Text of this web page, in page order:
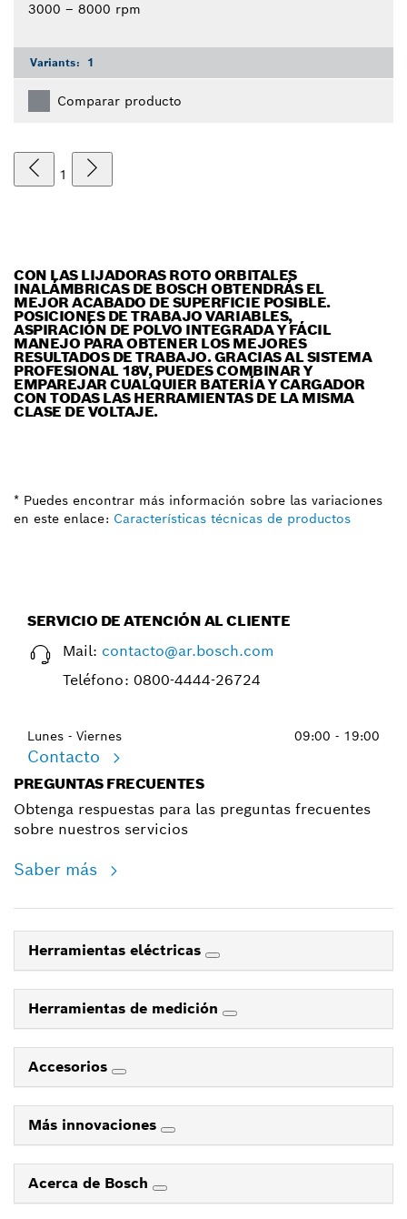
3000 – 8000 rpm
Variants: 1
Comparar producto
1
CON LAS LIJADORAS ROTO ORBITALES
INALÁMBRICAS DE BOSCH OBTENDRÁS EL
MEJOR ACABADO DE SUPERFICIE POSIBLE.
POSICIONES DE TRABAJO VARIABLES,
ASPIRACIÓN DE POLVO INTEGRADA Y FÁCIL
MANEJO PARA OBTENER LOS MEJORES
RESULTADOS DE TRABAJO. GRACIAS AL SISTEMA
PROFESIONAL 18V, PUEDES COMBINAR Y
EMPAREJAR CUALQUIER BATERÍA Y CARGADOR
CON TODAS LAS HERRAMIENTAS DE LA MISMA
CLASE DE VOLTAJE.
* Puedes encontrar más información sobre las variaciones
en este enlace: Características técnicas de productos
SERVICIO DE ATENCIÓN AL CLIENTE
Mail: contacto@ar.bosch.com
Teléfono: 0800-4444-26724
Lunes - Viernes 09:00 - 19:00
Contacto
PREGUNTAS FRECUENTES
Obtenga respuestas para las preguntas frecuentes
sobre nuestros servicios
Saber más
Herramientas eléctricas
Herramientas de medición
Accesorios
Más innovaciones
Acerca de Bosch